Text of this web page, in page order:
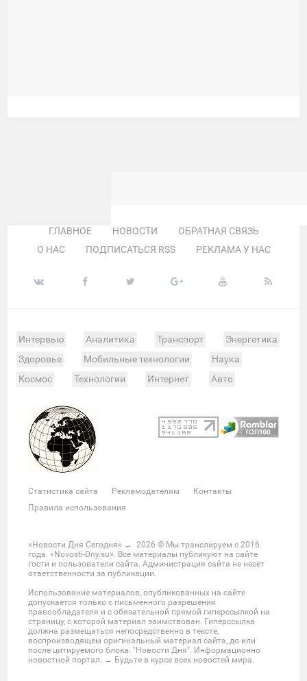
ГЛАВНОЕ НОВОСТИ
ОБРАТНАЯ СВЯЗЬ
О НАС
ПОДПИСАТЬСЯ RSS РЕКЛАМА У НАС
Интервью Аналитика Транспорт
Энергетика
Здоровье
Мобильные технологии
Наука
Космос
Технологии Интернет
Авто
Велоспорт
Покер Хоккей
Баскетбол
Мотор
Теннис Футбол
Фото и видео
Судьи
Статистика
Шоу-бизнес
Мнения
Общество Реформы
Законы
Власть
Мир Россия
Ростов-на-Дону
Нижний Новгород
Казань
Омск
Красноярск Новосибирс
Екатеринбург
Крым
Забайкальский край
Украина
Латинская Америка
США
Азия
Статистика сайта Рекламодателям
Контакты
Правила использования
«Новости Дня Сегодня» →2026 © Мы транслируем с 2016
года. «Novosti-Dny.su». Все материалы публикуют на сайте
гости и пользователи сайта. Администрация сайта не несет
ответственности за публикации.
Использование материалов, опубликованных на сайте
допускается только с письменного разрешения
правообладателя и с обязательной прямой гиперссылкой на
страницу, с которой материал заимствован. Гиперссылка
должна размещаться непосредственно в тексте,
воспроизводящем оригинальный материал сайта, до или
после цитируемого блока. "Новости Дня". Информационно
новостной портал. → Будьте в курсе всех новостей мира.